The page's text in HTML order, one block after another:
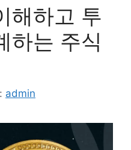
해하고 투
하는 주식
admin